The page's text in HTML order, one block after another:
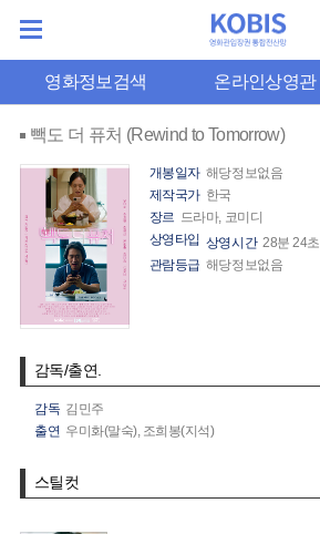
영화정보검색 온라인상영관
빽도 더 퓨처 (Rewind to Tomorrow)
개봉일자 해당정보없음
제작국가 한국
장르 드라마, 코미디
상영타입 상영시간 28분 24초
관람등급 해당정보없음
감독/출연.
감독 김민주
출연 우미화(말숙), 조희봉(지석)
스틸컷